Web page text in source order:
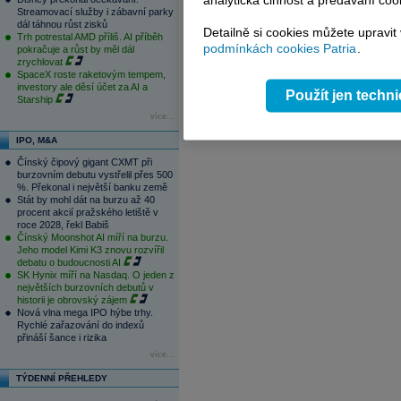
Streamovací služby i zábavní parky
dál táhnou růst zisků
Trh potrestal AMD příliš. AI příběh
pokračuje a růst by měl dál
zrychlovat
SpaceX roste raketovým tempem,
investory ale děsí účet za AI a
Starship
více...
IPO, M&A
Čínský čipový gigant CXMT při
burzovním debutu vystřelil přes 500
%. Překonal i největší banku země
Stát by mohl dát na burzu až 40
procent akcií pražského letiště v
roce 2028, řekl Babiš
Čínský Moonshot AI míří na burzu.
Jeho model Kimi K3 znovu rozvířil
debatu o budoucnosti AI
SK Hynix míří na Nasdaq. O jeden z
největších burzovních debutů v
historii je obrovský zájem
Nová vlna mega IPO hýbe trhy.
Rychlé zařazování do indexů
přináší šance i rizika
více...
TÝDENNÍ PŘEHLEDY
Detailně si cookies můžete
podmínkách cookies Patria.
Použít jen